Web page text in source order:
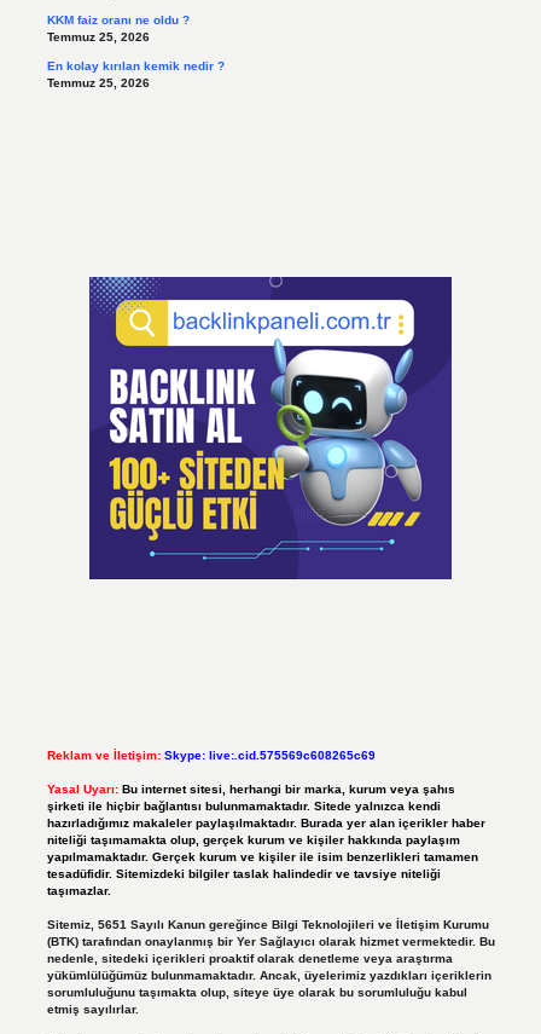
KKM faiz oranı ne oldu ?
Temmuz 25, 2026
En kolay kırılan kemik nedir ?
Temmuz 25, 2026
Reklam ve İletişim: Skype: live:.cid.575569c608265c69
Yasal Uyarı: Bu internet sitesi, herhangi bir marka, kurum veya şahıs
şirketi ile hiçbir bağlantısı bulunmamaktadır. Sitede yalnızca kendi
hazırladığımız makaleler paylaşılmaktadır. Burada yer alan içerikler haber
niteliği taşımamakta olup, gerçek kurum ve kişiler hakkında paylaşım
yapılmamaktadır. Gerçek kurum ve kişiler ile isim benzerlikleri tamamen
tesadüfidir. Sitemizdeki bilgiler taslak halindedir ve tavsiye niteliği
taşımazlar.
Sitemiz, 5651 Sayılı Kanun gereğince Bilgi Teknolojileri ve İletişim Kurumu
(BTK) tarafından onaylanmış bir Yer Sağlayıcı olarak hizmet vermektedir. Bu
nedenle, sitedeki içerikleri proaktif olarak denetleme veya araştırma
yükümlülüğümüz bulunmamaktadır. Ancak, üyelerimiz yazdıkları içeriklerin
sorumluluğunu taşımakta olup, siteye üye olarak bu sorumluluğu kabul
etmiş sayılırlar.